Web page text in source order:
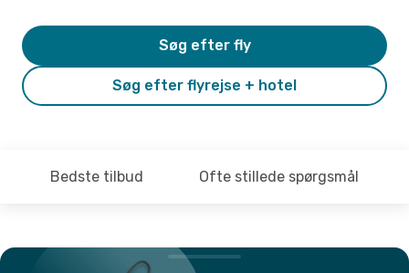
Søg efter flyrejse + hotel
Søg efter fly
Bedste tilbud Ofte stillede spørgsmål